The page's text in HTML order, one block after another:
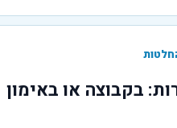
בקבוצה או באימון